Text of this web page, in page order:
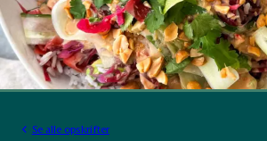
Se alle opskrifter